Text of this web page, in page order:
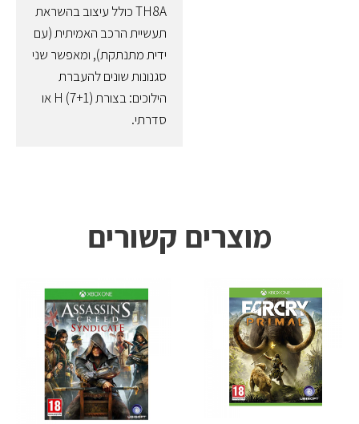
TH8A כולל עיצוב בהשראת
תעשיית הרכב האמיתית (עם
ידית מתנתקת), ומאפשר שני
סגנונות שונים להעברת
הילוכים: בצורת (H (7+1 או
סדרתי.
מוצרים קשורים